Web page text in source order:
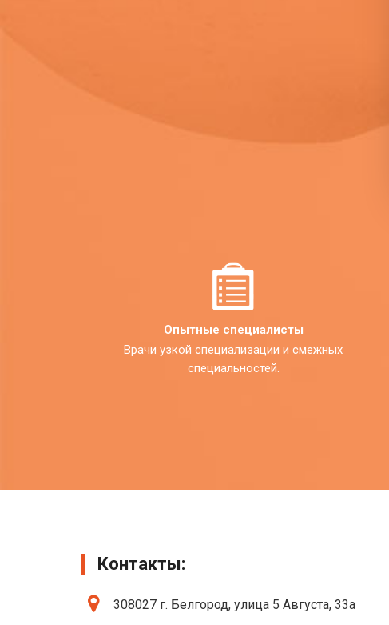
Опытные специалисты
Врачи узкой специализации и смежных
специальностей.
Контакты:
308027 г. Белгород, улица 5 Августа, 33а